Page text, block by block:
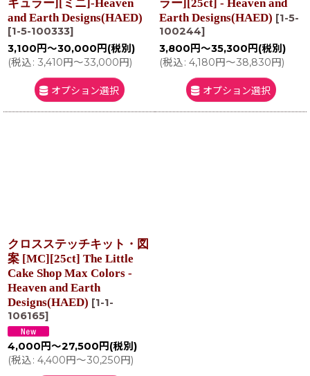
ギュラー][ミニ]-Heaven
and Earth Designs(HAED)
[1-5-100333]
3,100 円～30,000 円 (税別)
(税込: 3,410円～33,000円)
オプション選択
ラー][25ct] - Heaven and
Earth Designs(HAED) [1-5-
100244]
3,800 円～35,300 円 (税別)
(税込: 4,180円～38,830円)
オプション選択
クロスステッチキット・図
案 [MC][25ct] The Little
Cake Shop Max Colors -
Heaven and Earth
Designs(HAED) [1-1-
106165]
4,000 円～27,500 円 (税別)
(税込: 4,400円～30,250円)